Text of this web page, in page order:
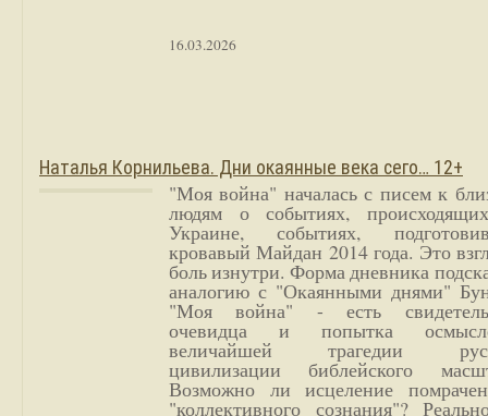
16.03.2026
Наталья Корнильева. Дни окаянные века сего… 12+
"Моя война" началась с писем к
людям о событиях,
Украине, событиях,
кровавый Майдан 2014 года. Это
боль изнутри. Форма дневника
аналогию с "Окаянными днями"
"Моя война" - есть
очевидца и попытка
величайшей трагедии
цивилизации библейского
Возможно ли исцеление
"коллективного сознания"?